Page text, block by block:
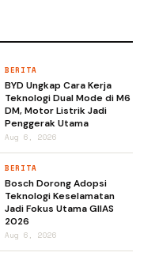
BERITA
BYD Ungkap Cara Kerja
Teknologi Dual Mode di M6
DM, Motor Listrik Jadi
Penggerak Utama
Aug 6, 2026
BERITA
Bosch Dorong Adopsi
Teknologi Keselamatan
Jadi Fokus Utama GIIAS
2026
Aug 6, 2026